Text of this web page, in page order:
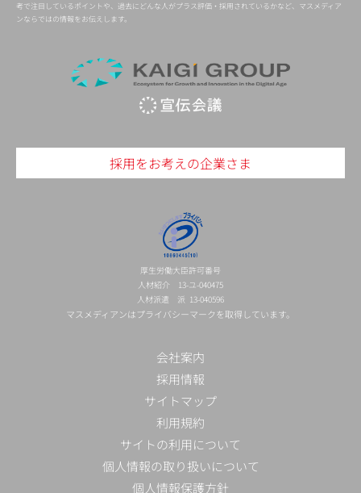
考で注目しているポイントや、過去にどんな人がプラス評価・採用されているかなど、マスメディア
ンならではの情報をお伝えします。
採用をお考えの企業さま
厚生労働大臣許可番号
人材紹介 13-ユ-040475
人材派遣 派 13-040596
マスメディアンはプライバシーマークを取得しています。
会社案内
採用情報
サイトマップ
利用規約
サイトの利用について
個人情報の取り扱いについて
個人情報保護方針